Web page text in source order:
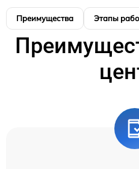
Преимущества Этапы